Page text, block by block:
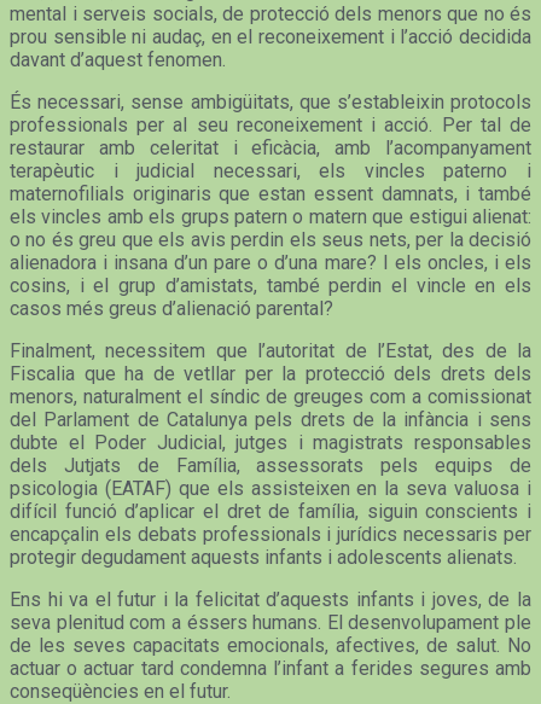
mental i serveis socials, de protecció dels menors que no és
prou sensible ni audaç, en el reconeixement i l’acció decidida
davant d’aquest fenomen.
És necessari, sense ambigüitats, que s’estableixin protocols
professionals per al seu reconeixement i acció. Per tal de
restaurar amb celeritat i eficàcia, amb l’acompanyament
terapèutic i judicial necessari, els vincles paterno i
maternofilials originaris que estan essent damnats, i també
els vincles amb els grups patern o matern que estigui alienat:
o no és greu que els avis perdin els seus nets, per la decisió
alienadora i insana d’un pare o d’una mare? I els oncles, i els
cosins, i el grup d’amistats, també perdin el vincle en els
casos més greus d’alienació parental?
Finalment, necessitem que l’autoritat de l’Estat, des de la
Fiscalia que ha de vetllar per la protecció dels drets dels
menors, naturalment el síndic de greuges com a comissionat
del Parlament de Catalunya pels drets de la infància i sens
dubte el Poder Judicial, jutges i magistrats responsables
dels Jutjats de Família, assessorats pels equips de
psicologia (EATAF) que els assisteixen en la seva valuosa i
difícil funció d’aplicar el dret de família, siguin conscients i
encapçalin els debats professionals i jurídics necessaris per
protegir degudament aquests infants i adolescents alienats.
Ens hi va el futur i la felicitat d’aquests infants i joves, de la
seva plenitud com a éssers humans. El desenvolupament ple
de les seves capacitats emocionals, afectives, de salut. No
actuar o actuar tard condemna l’infant a ferides segures amb
conseqüències en el futur.